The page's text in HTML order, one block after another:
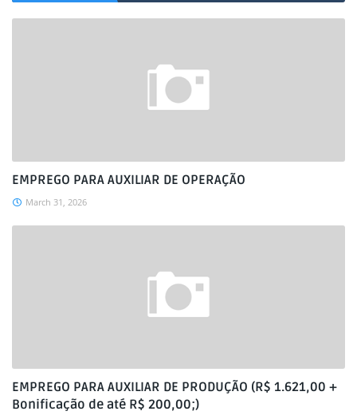
EMPREGO PARA AUXILIAR DE OPERAÇÃO
March 31, 2026
EMPREGO PARA AUXILIAR DE PRODUÇÃO (R$ 1.621,00 +
Bonificação de até R$ 200,00;)